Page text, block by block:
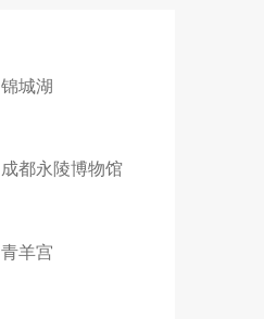
锦城湖
成都永陵博物馆
青羊宫